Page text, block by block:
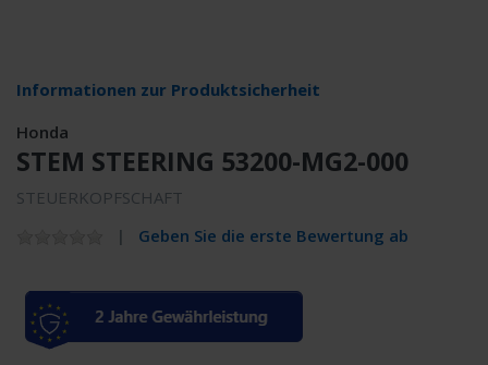
Informationen zur Produktsicherheit
Honda
STEM STEERING 53200-MG2-000
STEUERKOPFSCHAFT
Geben Sie die erste Bewertung ab